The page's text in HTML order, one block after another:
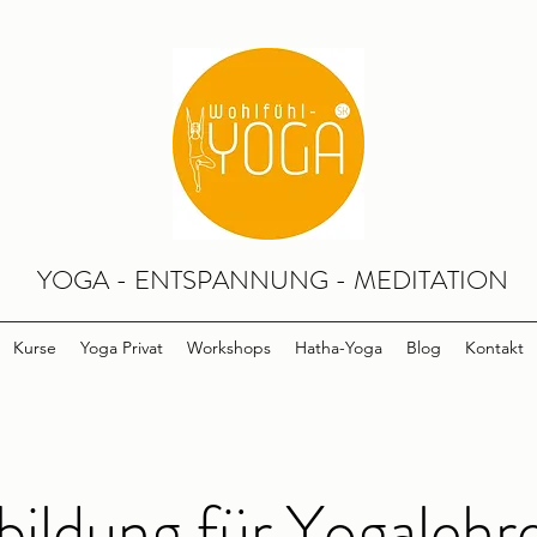
YOGA - ENTSPANNUNG - MEDITATION
Kurse Yoga Privat Workshops Hatha-Yoga Blog Kontakt